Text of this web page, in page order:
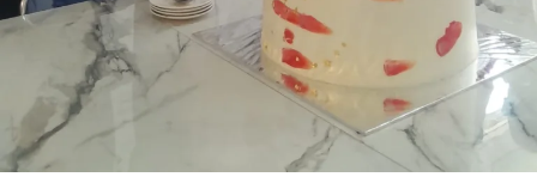
yang berhubungan langsung dengan peran Pemda, yaitu
layanan Peralihan Hak. Menurutnya, salah satu kendala
yang menghambat proses Peralihan Hak atau balik nama
adalah lamanya proses verifikasi Bea Perolehan Hak atas
Tanah dan Bangunan (BPHTB).